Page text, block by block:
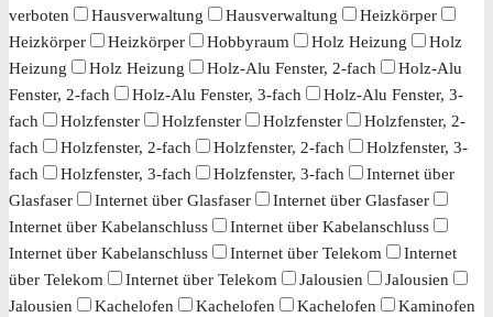
verboten
Hausverwaltung Hausverwaltung
Heizkörper
Heizkörper
Heizkörper Hobbyraum Holz Heizung
Holz
Heizung
Holz Heizung Holz-Alu Fenster, 2-fach
Holz-Alu
Fenster, 2-fach
Holz-Alu Fenster, 3-fach
Holz-Alu Fenster, 3-
fach
Holzfenster Holzfenster Holzfenster
Holzfenster, 2-
fach
Holzfenster, 2-fach Holzfenster, 2-fach
Holzfenster, 3-
fach
Holzfenster, 3-fach Holzfenster, 3-fach
Internet über
Glasfaser
Internet über Glasfaser
Internet über Glasfaser
Internet über Kabelanschluss
Internet über Kabelanschluss
Internet über Kabelanschluss
Internet über Telekom
Internet
über Telekom
Internet über Telekom Jalousien
Jalousien
Jalousien
Kachelofen Kachelofen Kachelofen
Kaminofen